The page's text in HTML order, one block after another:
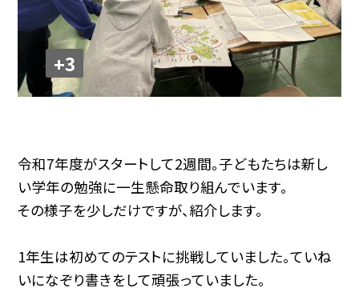
+3
令和7年度がスタートして2週間。子どもたちは新し
い学年の勉強に一生懸命取り組んでいます。
その様子を少しだけですが、紹介します。
1年生は初めてのテストに挑戦していました。ていね
いになぞり書きをして頑張っていました。